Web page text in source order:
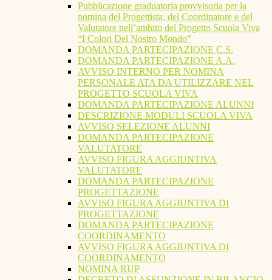
Pubblicazione graduatoria provvisoria per la
nomina del Progettista, del Coordinatore e del
Valutatore nell’ambito del Progetto Scuola Viva
“I Colori Del Nostro Mondo”
DOMANDA PARTECIPAZIONE C.S.
DOMANDA PARTECIPAZIONE A.A.
AVVISO INTERNO PER NOMINA
PERSONALE ATA DA UTILIZZARE NEL
PROGETTO SCUOLA VIVA
DOMANDA PARTECIPAZIONE ALUNNI
DESCRIZIONE MODULI SCUOLA VIVA
AVVISO SELEZIONE ALUNNI
DOMANDA PARTECIPAZIONE
VALUTATORE
AVVISO FIGURA AGGIUNTIVA
VALUTATORE
DOMANDA PARTECIPAZIONE
PROGETTAZIONE
AVVISO FIGURA AGGIUNTIVA DI
PROGETTAZIONE
DOMANDA PARTECIPAZIONE
COORDINAMENTO
AVVISO FIGURA AGGIUNTIVA DI
COORDINAMENTO
NOMINA RUP